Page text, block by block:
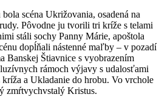
scéna Ukrižovania, osadená na
Pôvodne ju tvorili tri kríže s telami
stáli sochy Panny Márie, apoštola
dopĺňali nástenné maľby – v pozadí
Banskej Štiavnice s vyobrazením
rámoch výjavy s udalosťami
a Ukladanie do hrobu. Vo vrchole
zmŕtvychvstalý Kristus.